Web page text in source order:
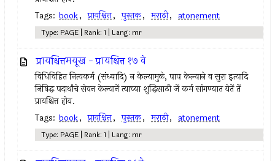
Tags: book, प्रायश्चित्त, पुस्तक, मराठी, atonement
Type: PAGE | Rank: 1 | Lang: mr
प्रायश्चित्तमयूख - प्रायश्चित्त १७ वे
विधिविहित नित्‍यकर्म (संध्यादि) न केल्‍यामुळे, पाप केल्याने व सुरा इत्‍यादि
निषिद्ध पदार्थांचे सेवन केल्‍यानें त्‍याच्या शुद्धिसाठी जें कर्म सांगण्यात येतें तें
प्रायश्चित्त होय.
Tags: book, प्रायश्चित्त, पुस्तक, मराठी, atonement
Type: PAGE | Rank: 1 | Lang: mr